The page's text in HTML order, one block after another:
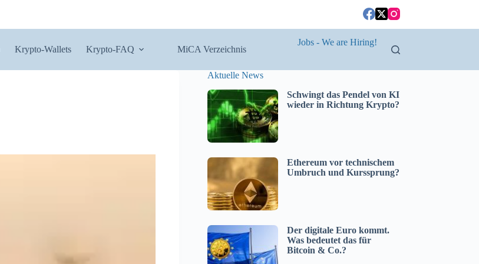
Krypto-Wallets Krypto-FAQ MiCA Verzeichnis
Jobs - We are Hiring!
Aktuelle News
Schwingt das Pendel von KI
wieder in Richtung Krypto?
Ethereum vor technischem
Umbruch und Kurssprung?
Der digitale Euro kommt.
Was bedeutet das für
Bitcoin & Co.?